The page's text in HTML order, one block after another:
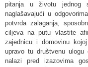
pitanja u životu
naglašavajući u
potvrda zalaganja,
ciljeva na putu vlastite
zajednicu i domovinu
upravo tu društvenu
nalazi pred izazovima